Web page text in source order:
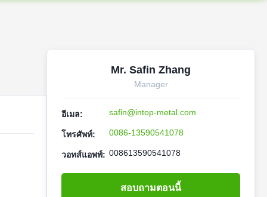
Mr. Safin Zhang
Manager
อีเมล: safin@intop-metal.com
โทรศัพท์: 0086-13590541078
วอทส์แอพพ์: 008613590541078
สอบถามตอนนี้